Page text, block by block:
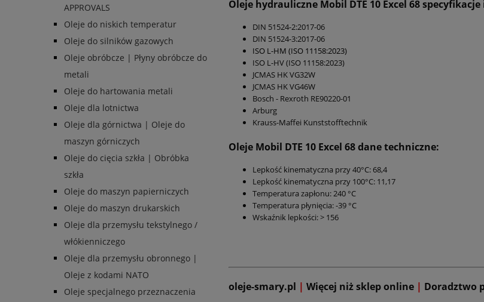
APPROVALS
Oleje do niskich temperatur
Oleje do silników gazowych
Oleje obróbcze | Płyny obróbcze do
metali
Oleje do hartowania metali
Oleje dla lotnictwa
Oleje dla górnictwa | Oleje do
maszyn górniczych
Oleje do cięcia szkła | Obróbka
szkła
Oleje do maszyn papierniczych
Oleje do maszyn drukarskich
Oleje dla przemysłu tekstylnego /
włókienniczego
Oleje dla przemysłu obronnego |
Oleje z kodami NATO
Oleje specjalnego przeznaczenia
Oleje hydrauliczne Mobil DTE 10 Excel 68
DIN 51524-2:2017-06
DIN 51524-3:2017-06
ISO L-HM (ISO 11158:2023)
ISO L-HV (ISO 11158:2023)
JCMAS HK VG32W
JCMAS HK VG46W
Bosch - Rexroth RE90220-01
Arburg
Krauss-Maffei Kunststofftechnik
Oleje Mobil DTE 10 Excel 68dane techniczne:
Lepkość kinematyczna przy 40°C: 68,4
Lepkość kinematyczna przy 100°C: 11,17
Temperatura zapłonu: 240 °C
Temperatura płynięcia: -39 °C
Wskaźnik lepkości: > 156
oleje-smary.pl | Więcej niż sklep online | Doradztwo